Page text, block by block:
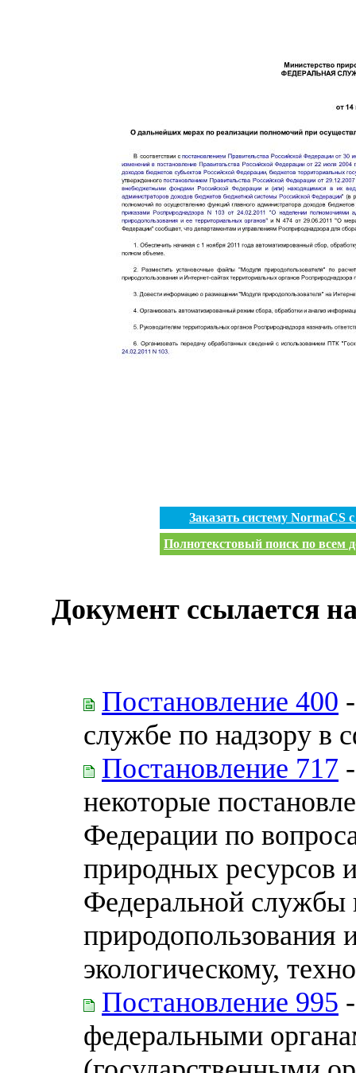
Заказать систему
Полнотекстовый поиск по всем
Документ ссылается
Постановление 400
службе по надзору в
Постановление 717
некоторые
Федерации по
природных ресурсов
Федеральной службы
экологическому,
Постановление 995
федеральными